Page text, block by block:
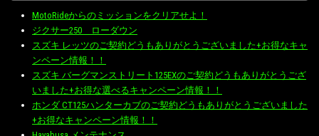
MotoRideからのミッションをクリアせよ！
ジクサー250 ローダウン
スズキ レッツのご契約どうもありがとうございました+お得なキャ
ンペーン情報！！
スズキ バーグマンストリート125EXのご契約どうもありがとうござ
いました+お得な選べるキャンペーン情報！！
ホンダ CT125ハンターカブのご契約どうもありがとうございました
+お得なキャンペーン情報！！